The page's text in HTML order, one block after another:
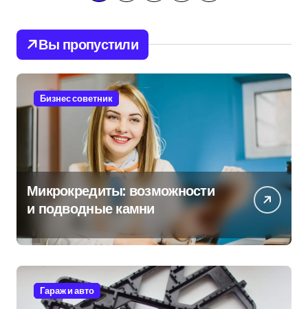
г
и
н
а
ц
и
я
з
а
п
Вы пропустили
Бизнес советник
Микрокредиты: возможности
и подводные камни
Гараж и авто